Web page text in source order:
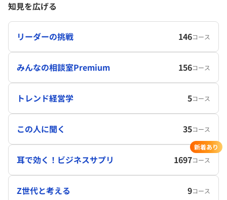
知見を広げる
リーダーの挑戦 146コース
みんなの相談室Premium 156コース
トレンド経営学 5コース
この人に聞く 35コース
耳で効く！ビジネスサプリ 1697コース
新着あり
Z世代と考える 9コース